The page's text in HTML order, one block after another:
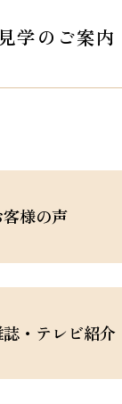
学のご案内
客様の声
・テレビ紹介